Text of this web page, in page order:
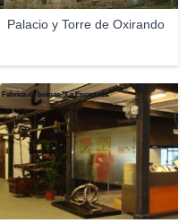
Palacio y Torre de Oxirando
Fabrica de boinas "La Encartada"